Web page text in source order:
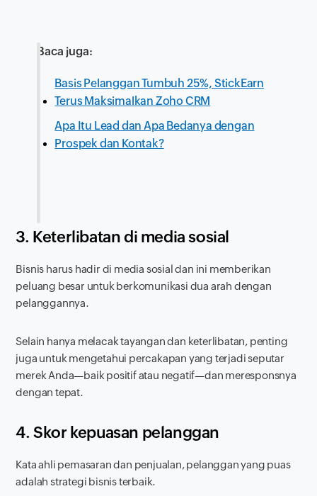
Baca juga:
Basis Pelanggan Tumbuh 25%, StickEarn
Terus Maksimalkan Zoho CRM
Apa Itu Lead dan Apa Bedanya dengan
Prospek dan Kontak?
3. Keterlibatan di media sosial
Bisnis harus hadir di media sosial dan ini memberikan
peluang besar untuk berkomunikasi dua arah dengan
pelanggannya.
Selain hanya melacak tayangan dan keterlibatan, penting
juga untuk mengetahui percakapan yang terjadi seputar
merek Anda—baik positif atau negatif—dan meresponsnya
dengan tepat.
4. Skor kepuasan pelanggan
Kata ahli pemasaran dan penjualan, pelanggan yang puas
adalah strategi bisnis terbaik.